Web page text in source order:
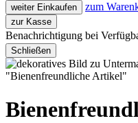
weiter Einkaufen
zum
zur Kasse
Benachrichtigung bei
Schließen